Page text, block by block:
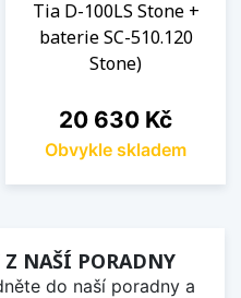
Tia D-100LS Stone +
baterie SC-510.120
Stone)
Cena
20 630 Kč
Obvykle skladem
NAŠÍ PORADNY
do naší poradny a